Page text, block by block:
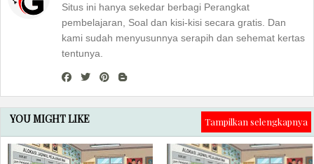
Situs ini hanya sekedar berbagi Perangkat
pembelajaran, Soal dan kisi-kisi secara gratis. Dan
kami sudah menyusunnya serapih dan sehemat kertas
tentunya.
YOU MIGHT LIKE Tampilkan selengkapnya